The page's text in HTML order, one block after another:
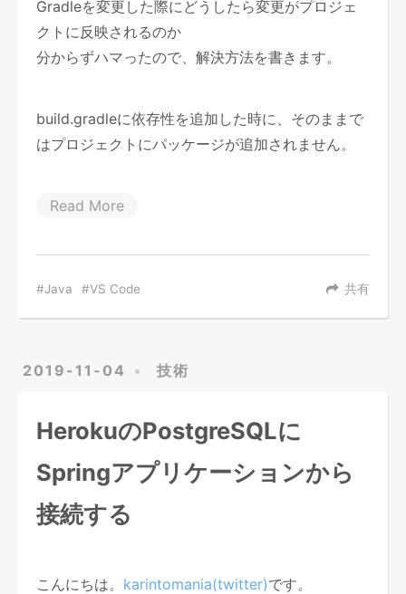
Gradleを変更した際にどうしたら変更がプロジェ
クトに反映されるのか
分からずハマったので、解決方法を書きます。
build.gradleに依存性を追加した時に、そのままで
はプロジェクトにパッケージが追加されません。
Read More
共有
Java VS Code
2019-11-04 技術
HerokuのPostgreSQLに
Springアプリケーションから
接続する
こんにちは。 karintomania(twitter)です。